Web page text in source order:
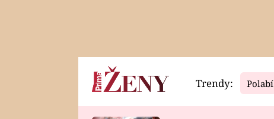
Horoskopy Video
Trendy: Polabí